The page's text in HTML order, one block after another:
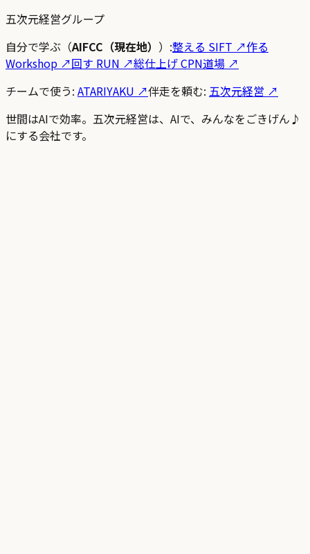
五次元経営グループ
自分で学ぶ（AIFCC（現在地） ）:整える SIFT ↗作る
Workshop ↗回す RUN ↗総仕上げ CPN道場 ↗
チームで使う: ATARIYAKU ↗伴走を頼む: 五次元経営 ↗
世間はAIで効率。五次元経営は、AIで、みんなをごきげん♪
にする会社です。